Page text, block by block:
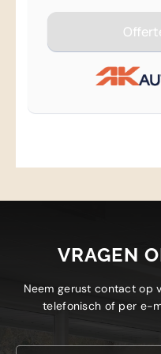
VRAGEN
Neem gerust contact op
telefonisch of per e-